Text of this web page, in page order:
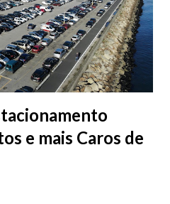
e mais Caros de